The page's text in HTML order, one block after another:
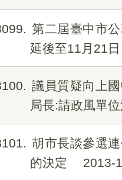
第二屆臺中市
延後至11月21日
議員質疑向上
局長:請政風單
胡市長談參選
的決定
2013-